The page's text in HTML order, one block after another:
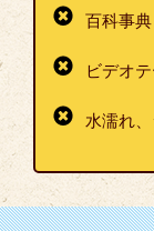
百科事
ビデオ
水濡れ